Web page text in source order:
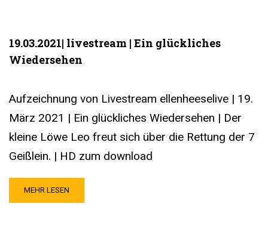
19.03.2021| livestream | Ein glückliches
Wiedersehen
Aufzeichnung von Livestream ellenheeselive | 19.
März 2021 | Ein glückliches Wiedersehen | Der
kleine Löwe Leo freut sich über die Rettung der 7
Geißlein. | HD zum download
MEHR LESEN